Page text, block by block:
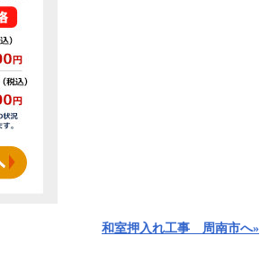
和室押入れ工事 周南市へ»